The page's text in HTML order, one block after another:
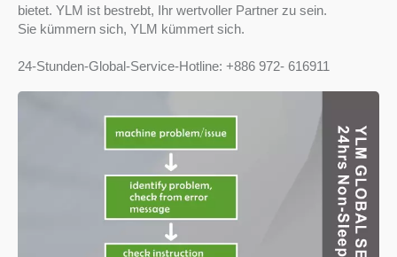
bietet. YLM ist bestrebt, Ihr wertvoller Partner zu sein.
Sie kümmern sich, YLM kümmert sich.
24-Stunden-Global-Service-Hotline: +886 972- 616911